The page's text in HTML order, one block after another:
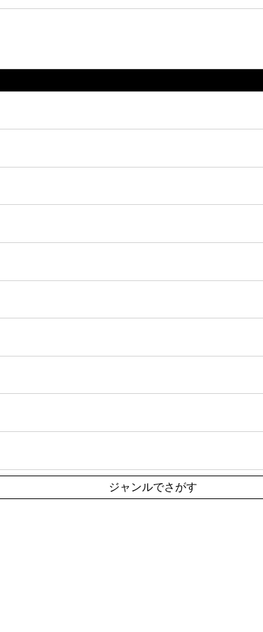
ジャンルでさがす